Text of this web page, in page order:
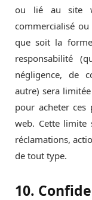
ou lié au site
commercialisé
que soit la
responsabilité
négligence, de
autre) sera
pour acheter
web. Cette limite
réclamations,
de tout type.
10.